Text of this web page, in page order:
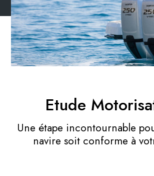
Etude
Une étape incontournable
navire soit conforme à